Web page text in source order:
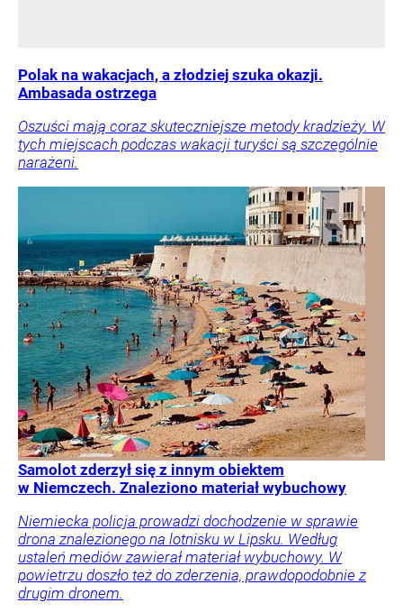
Polak na wakacjach, a złodziej szuka okazji.
Ambasada ostrzega
Oszuści mają coraz skuteczniejsze metody kradzieży. W
tych miejscach podczas wakacji turyści są szczególnie
narażeni.
Samolot zderzył się z innym obiektem
w Niemczech. Znaleziono materiał wybuchowy
Niemiecka policja prowadzi dochodzenie w sprawie
drona znalezionego na lotnisku w Lipsku. Według
ustaleń mediów zawierał materiał wybuchowy. W
powietrzu doszło też do zderzenia, prawdopodobnie z
drugim dronem.